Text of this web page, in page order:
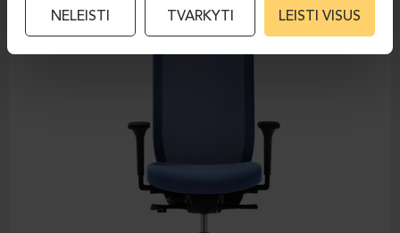
NELEISTI TVARKYTI LEISTI VISUS